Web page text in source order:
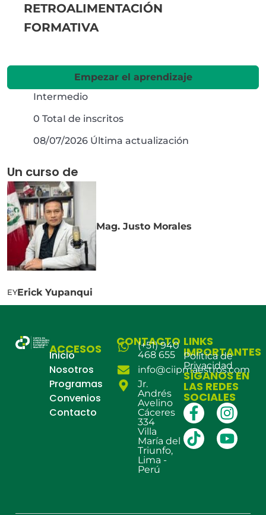
RETROALIMENTACIÓN
FORMATIVA
Empezar el aprendizaje
Intermedio
0 TotaI de inscritos
08/07/2026 Última actualización
Un curso de
Mag. Justo Morales
EYErick Yupanqui
ACCESOS
Inicio
Nosotros
Programas
Convenios
Contacto
CONTACTO
(+51) 940
468 655
info@ciipmaestros.com
Jr.
Andrés
Avelino
Cáceres
334
Villa
María del
Triunfo,
Lima -
Perú
LINKS
IMPORTANTES
Política de
Privacidad
SÍGANOS EN
LAS REDES
SOCIALES